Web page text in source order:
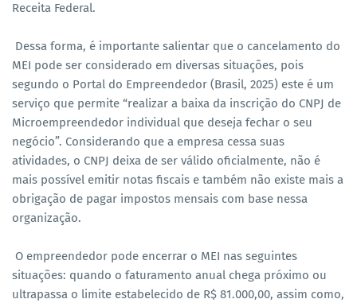
Receita Federal.
Dessa forma, é importante salientar que o cancelamento do
MEI pode ser considerado em diversas situações, pois
segundo o Portal do Empreendedor (Brasil, 2025) este é um
serviço que permite “realizar a baixa da inscrição do CNPJ de
Microempreendedor individual que deseja fechar o seu
negócio”. Considerando que a empresa cessa suas
atividades, o CNPJ deixa de ser válido oficialmente, não é
mais possível emitir notas fiscais e também não existe mais a
obrigação de pagar impostos mensais com base nessa
organização.
O empreendedor pode encerrar o MEI nas seguintes
situações: quando o faturamento anual chega próximo ou
ultrapassa o limite estabelecido de R$ 81.000,00, assim como,